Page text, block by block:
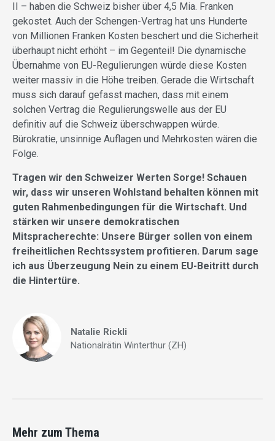
II – haben die Schweiz bisher über 4,5 Mia. Franken
gekostet. Auch der Schengen-Vertrag hat uns Hunderte
von Millionen Franken Kosten beschert und die Sicherheit
überhaupt nicht erhöht – im Gegenteil! Die dynamische
Übernahme von EU-Regulierungen würde diese Kosten
weiter massiv in die Höhe treiben. Gerade die Wirtschaft
muss sich darauf gefasst machen, dass mit einem
solchen Vertrag die Regulierungswelle aus der EU
definitiv auf die Schweiz überschwappen würde.
Bürokratie, unsinnige Auflagen und Mehrkosten wären die
Folge.
Tragen wir den Schweizer Werten Sorge! Schauen
wir, dass wir unseren Wohlstand behalten können mit
guten Rahmenbedingungen für die Wirtschaft. Und
stärken wir unsere demokratischen
Mitspracherechte: Unsere Bürger sollen von einem
freiheitlichen Rechtssystem profitieren. Darum sage
ich aus Überzeugung Nein zu einem EU-Beitritt durch
die Hintertüre.
Natalie Rickli
Nationalrätin Winterthur (ZH)
Mehr zum Thema